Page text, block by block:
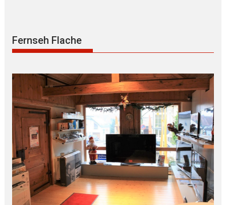
Fernseh Flache